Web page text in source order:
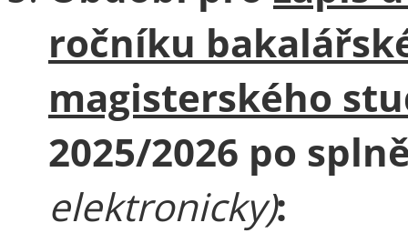
ročníku
magisterského
2025/2026 po
elektronicky):